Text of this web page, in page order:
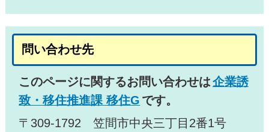
問い合わせ先
このページに関するお問い合わせは企業誘
致・移住推進課 移住G です。
〒309-1792 笠間市中央三丁目2番1号